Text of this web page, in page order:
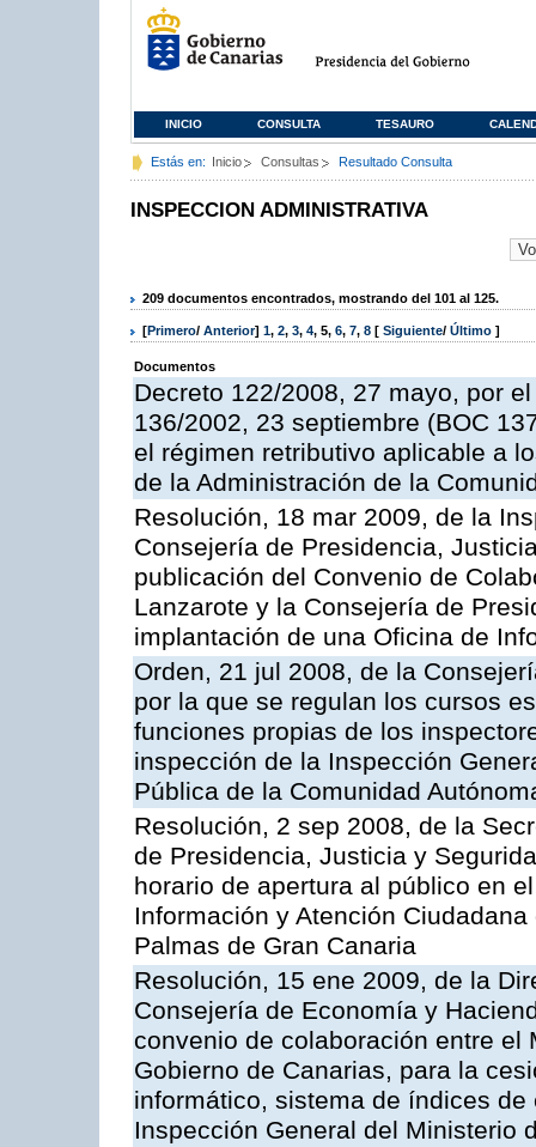
INICIO CONSULTA TESAURO
Estás en: Inicio Consultas Resultado Consulta
INSPECCION ADMINISTRATIVA
209 documentos encontrados, mostrando del 101 al 125.
[Primero/ Anterior] 1, 2, 3, 4, 5, 6, 7, 8 [ Siguiente/ Último ]
Documentos
Decreto 122/2008, 27 mayo, por
136/2002, 23 septiembre (BOC
el régimen retributivo aplicable a
de la Administración de la
Resolución, 18 mar 2009, de la
Consejería de Presidencia,
publicación del Convenio de
Lanzarote y la Consejería de
implantación de una Oficina de
Orden, 21 jul 2008, de la
por la que se regulan los cursos
funciones propias de los
inspección de la Inspección
Pública de la Comunidad
Resolución, 2 sep 2008, de la
de Presidencia, Justicia y
horario de apertura al público en
Información y Atención
Palmas de Gran Canaria
Resolución, 15 ene 2009, de la
Consejería de Economía y
convenio de colaboración entre
Gobierno de Canarias, para la
informático, sistema de índices
Inspección General del Ministerio